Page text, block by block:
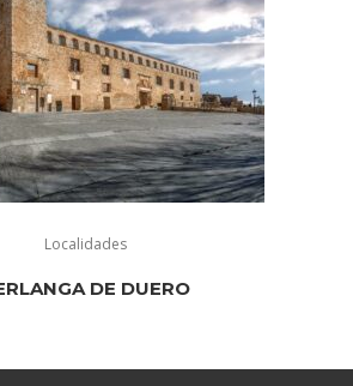
Localidades
DE DUERO